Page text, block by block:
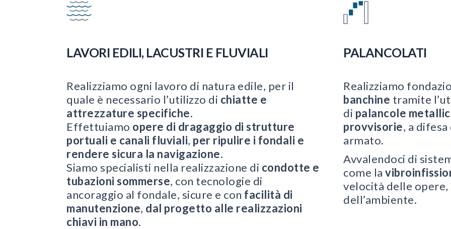
LAVORI EDILI, LACUSTRI E FLUVIALI
Realizziamo ogni lavoro di natura edile, per il
quale è necessario l’utilizzo di chiatte e
attrezzature specifiche.
Effettuiamo opere di dragaggio di strutture
portuali e canali fluviali, per ripulire i fondali e
rendere sicura la navigazione.
Siamo specialisti nella realizzazione di condotte e
tubazioni sommerse, con tecnologie di
ancoraggio al fondale, sicure e con facilità di
manutenzione, dal progetto alle realizzazioni
chiavi in mano.
PALANCOLATI
Realizziamo
banchine tramite
di palancole
provvisorie, a
armato.
Avvalendoci di
come la
velocità delle
dell’ambiente.